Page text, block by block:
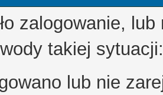
zalogowanie,
takiej sytuacji:
lub nie